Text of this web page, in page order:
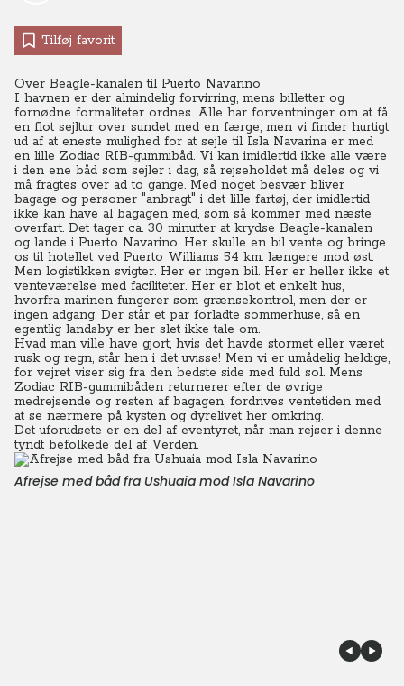
Tilføj favorit
Over Beagle-kanalen til Puerto Navarino
I havnen er der almindelig forvirring, mens billetter og
fornødne formaliteter ordnes. Alle har forventninger om at få
en flot sejltur over sundet med en færge, men vi finder hurtigt
ud af at eneste mulighed for at sejle til Isla Navarina er med
en lille Zodiac RIB-gummibåd. Vi kan imidlertid ikke alle være
i den ene båd som sejler i dag, så rejseholdet må deles og vi
må fragtes over ad to gange. Med noget besvær bliver
bagage og personer "anbragt" i det lille fartøj, der imidlertid
ikke kan have al bagagen med, som så kommer med næste
overfart. Det tager ca. 30 minutter at krydse Beagle-kanalen
og lande i Puerto Navarino. Her skulle en bil vente og bringe
os til hotellet ved Puerto Williams 54 km. længere mod øst.
Men logistikken svigter. Her er ingen bil. Her er heller ikke et
venteværelse med faciliteter. Her er blot et enkelt hus,
hvorfra marinen fungerer som grænsekontrol, men der er
ingen adgang. Der står et par forladte sommerhuse, så en
egentlig landsby er her slet ikke tale om.
Hvad man ville have gjort, hvis det havde stormet eller været
rusk og regn, står hen i det uvisse! Men vi er umådelig heldige,
for vejret viser sig fra den bedste side med fuld sol. Mens
Zodiac RIB-gummibåden returnerer efter de øvrige
medrejsende og resten af bagagen, fordrives ventetiden med
at se nærmere på kysten og dyrelivet her omkring.
Det uforudsete er en del af eventyret, når man rejser i denne
tyndt befolkede del af Verden.
Afrejse med båd fra Ushuaia mod Isla Navarino